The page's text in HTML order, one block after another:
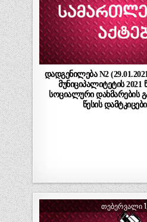
დადგენილება N2
მუნიციპალიტეტის 2021
სოციალური დახმარების
წესის
ᲗᲔᲑᲔᲠᲕᲐᲚᲘ